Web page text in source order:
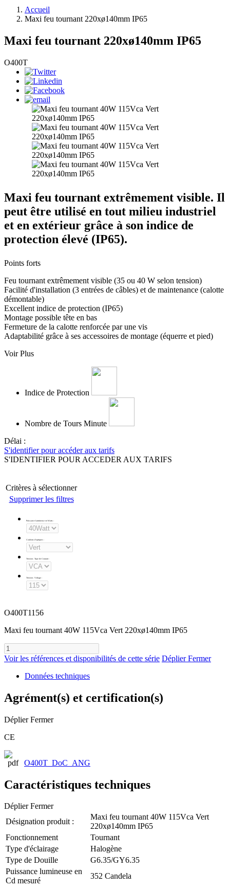
Accueil
Maxi feu tournant 220xø140mm IP65
Maxi feu tournant 220xø140mm IP65
O400T
Maxi feu tournant extrêmement visible. Il
peut être utilisé en tout milieu industriel
et en extérieur grâce à son indice de
protection élevé (IP65).
Points forts
Feu tournant extrêmement visible (35 ou 40 W selon tension)
Facilité d'installation (3 entrées de câbles) et de maintenance (calotte
démontable)
Excellent indice de protection (IP65)
Montage possible tête en bas
Fermeture de la calotte renforcée par une vis
Adaptabilité grâce à ses accessoires de montage (équerre et pied)
Voir Plus
Indice de Protection
Nombre de Tours Minute
Délai :
S'identifier pour accéder aux tarifs
S'IDENTIFIER POUR ACCEDER AUX TARIFS
Critères à sélectionner
Supprimer les filtres
Puissance Lumineuse en Watts :
Couleurs d'optiques :
Tension - Type de Courant :
Tension - Voltage :
O400T1156
Maxi feu tournant 40W 115Vca Vert 220xø140mm IP65
Voir les références et disponibilités de cette série Déplier Fermer
Données techniques
Agrément(s) et certification(s)
Déplier Fermer
CE
O400T_DoC_ANG
Caractéristiques techniques
Déplier Fermer
Désignation produit :
Maxi feu tournant 40W 115Vca Vert
220xø140mm IP65
Fonctionnement
Tournant
Type d'éclairage
Halogène
Type de Douille
G6.35/GY6.35
Puissance lumineuse en
Cd mesuré
352 Candela